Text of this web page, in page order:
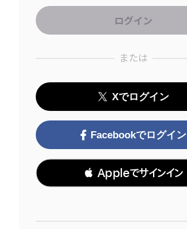
または
Xでログイン
Facebookでログイン
 Appleでサインイン